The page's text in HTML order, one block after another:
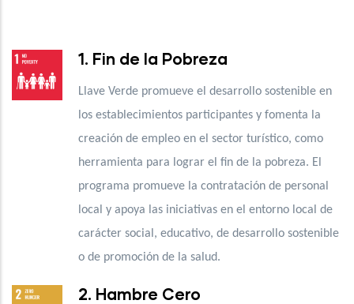
1. Fin de la Pobreza
Llave Verde promueve el desarrollo sostenible en
los establecimientos participantes y fomenta la
creación de empleo en el sector turístico, como
herramienta para lograr el fin de la pobreza. El
programa promueve la contratación de personal
local y apoya las iniciativas en el entorno local de
carácter social, educativo, de desarrollo sostenible
o de promoción de la salud.
2. Hambre Cero